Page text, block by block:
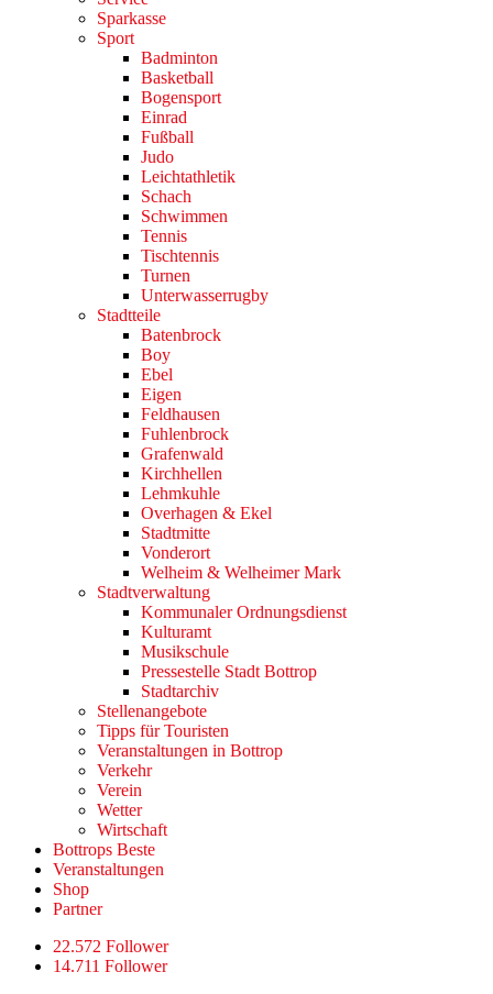
Sparkasse
Sport
Badminton
Basketball
Bogensport
Einrad
Fußball
Judo
Leichtathletik
Schach
Schwimmen
Tennis
Tischtennis
Turnen
Unterwasserrugby
Stadtteile
Batenbrock
Boy
Ebel
Eigen
Feldhausen
Fuhlenbrock
Grafenwald
Kirchhellen
Lehmkuhle
Overhagen & Ekel
Stadtmitte
Vonderort
Welheim & Welheimer Mark
Stadtverwaltung
Kommunaler Ordnungsdienst
Kulturamt
Musikschule
Pressestelle Stadt Bottrop
Stadtarchiv
Stellenangebote
Tipps für Touristen
Veranstaltungen in Bottrop
Verkehr
Verein
Wetter
Wirtschaft
Bottrops Beste
Veranstaltungen
Shop
Partner
22.572 Follower
14.711 Follower